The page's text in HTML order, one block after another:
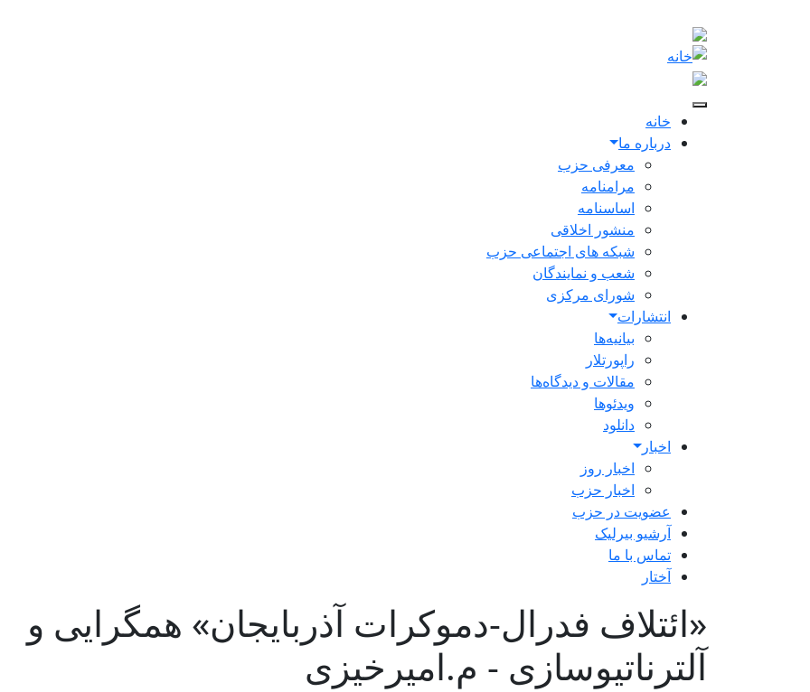
Main navigation
خانه
درباره ما
معرفی حزب
مرامنامه
اساسنامه
منشور اخلاقی
شبکه های اجتماعی حزب
شعب و نمایندگان
شورای مرکزی
انتشارات
بیانیه‌ها
راپورتلار
مقالات و دیدگاه‌ها
ویدئو‌ها
دانلود
اخبار
اخبار روز
اخبار حزب
عضویت در حزب
آرشیو بیرلیک
تماس با ما
آختار
«ائتلاف فدرال-دموکرات آذربایجان» همگرایی و
آلترناتیوسازی - م.امیرخیزی